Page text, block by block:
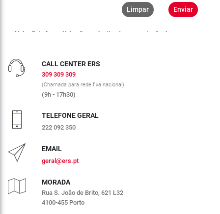
CALL CENTER ERS
309 309 309
(Chamada para rede fixa nacional)
(9h - 17h30)
TELEFONE GERAL
222 092 350
EMAIL
geral@ers.pt
MORADA
Rua S. João de Brito, 621 L32
4100-455 Porto